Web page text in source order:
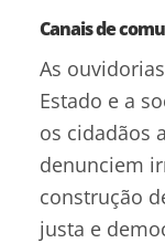
Canais de
As
Estado e a
os cidadãos
denunciem
construção
justa e